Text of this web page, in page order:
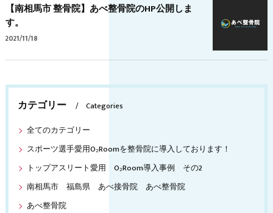
【南相馬市 整骨院】あべ整骨院のHP公開しま
す。
2021/11/18
カテゴリー
Categories
全てのカテゴリー
スポーツ選手愛用O₂Roomを整骨院に導入しております！
トップアスリート愛用 O₂Room導入事例 その2
南相馬市 福島県 あべ接骨院 あべ整骨院
あべ整骨院